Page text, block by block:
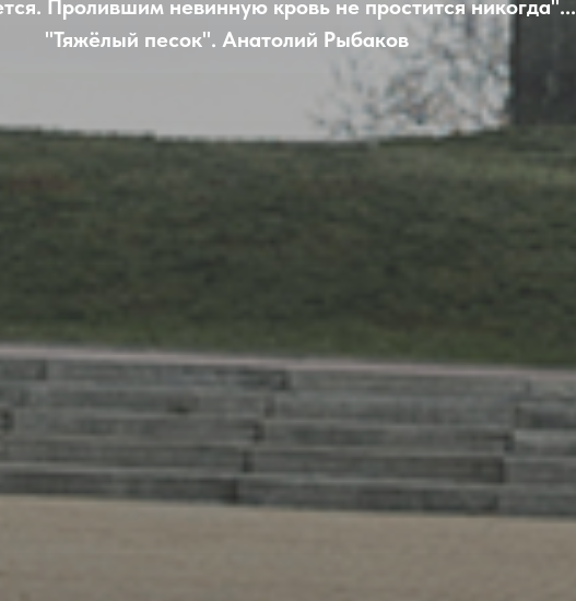
Пролившим невинную кровь не простится никогда"...
"Тяжёлый песок". Анатолий Рыбаков